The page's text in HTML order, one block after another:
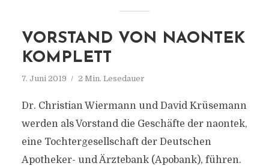
VORSTAND VON NAONTEK
KOMPLETT
7. Juni 2019 2 Min. Lesedauer
Dr. Christian Wiermann und David Krüsemann
werden als Vorstand die Geschäfte der naontek,
eine Tochtergesellschaft der Deutschen
Apotheker- und Ärztebank (Apobank), führen.